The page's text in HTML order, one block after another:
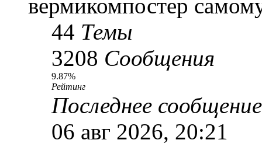
вермикомпостер
44 Темы
3208 Сообщения
9.87%
Рейтинг
Последнее сообщение
06 авг 2026, 20:21